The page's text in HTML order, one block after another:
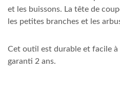
et les buissons. La tête de
les petites branches et les
Cet outil est durable et facile
garanti 2 ans.